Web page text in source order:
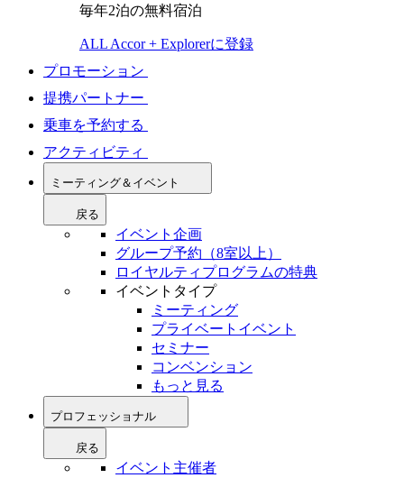
毎年2泊の無料宿泊
ALL Accor + Explorerに登録
プロモーション
提携パートナー
乗車を予約する
アクティビティ
ミーティング＆イベント
戻る
イベント企画
グループ予約（8室以上）
ロイヤルティプログラムの特典
イベントタイプ
ミーティング
プライベートイベント
セミナー
コンベンション
もっと見る
プロフェッショナル
戻る
イベント主催者